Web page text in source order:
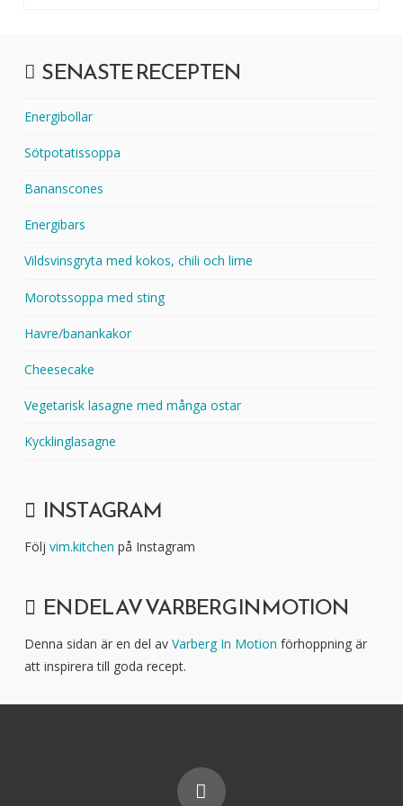
SENASTE RECEPTEN
Energibollar
Sötpotatissoppa
Bananscones
Energibars
Vildsvinsgryta med kokos, chili och lime
Morotssoppa med sting
Havre/banankakor
Cheesecake
Vegetarisk lasagne med många ostar
Kycklinglasagne
INSTAGRAM
Följ vim.kitchen på Instagram
EN DEL AV VARBERG IN MOTION
Denna sidan är en del av Varberg In Motion förhoppning är
att inspirera till goda recept.